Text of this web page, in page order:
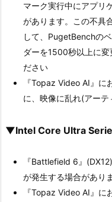
マーク実行中にアプリ
があります。この不具
して、PugetBenchの
ダーを1500秒以上に変
ださい
『Topaz Video AI』に
に、映像に乱れ(アー
▼Intel Core Ultra
『Battlefield 6』
が発生する場合があり
『Topaz Video AI』に